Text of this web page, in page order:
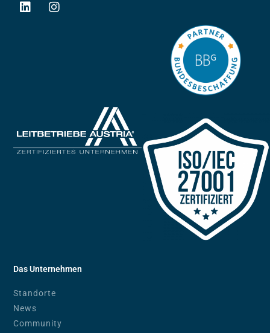
Das Unternehmen
Standorte
News
Community